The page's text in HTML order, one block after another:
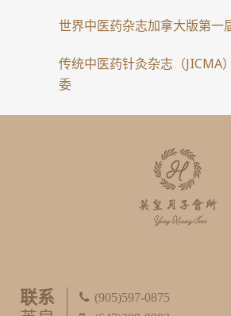
世界中医药杂志加拿大版第一
传统中医药针灸杂志（JICMA
委
联系
(905)597-0875